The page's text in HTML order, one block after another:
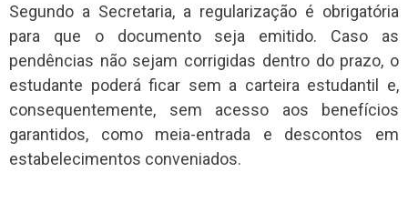
Segundo a Secretaria, a regularização é obrigatória
para que o documento seja emitido. Caso as
pendências não sejam corrigidas dentro do prazo, o
estudante poderá ficar sem a carteira estudantil e,
consequentemente, sem acesso aos benefícios
garantidos, como meia-entrada e descontos em
estabelecimentos conveniados.